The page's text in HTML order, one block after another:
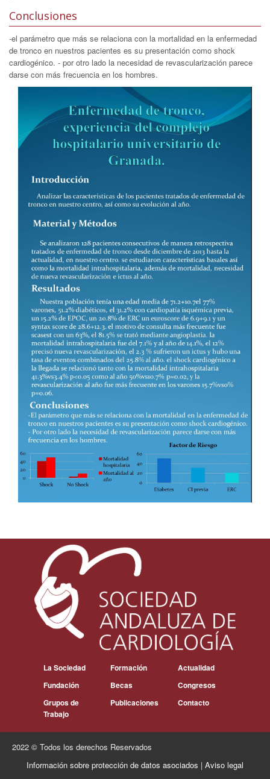
Conclusiones
-el parámetro que más se relaciona con la mortalidad en la enfermedad
de tronco en nuestros pacientes es su presentación como shock
cardiogénico. - por otro lado la necesidad de revascularización parece
darse con más frecuencia en los hombres.
La Sociedad
Fundación
Grupos de
Trabajo
Formación
Becas
Publicaciones
Actualidad
Congresos
Contacto
2022 © Todos los derechos Reservados
Información sobre protección de datos asociados | Aviso legal